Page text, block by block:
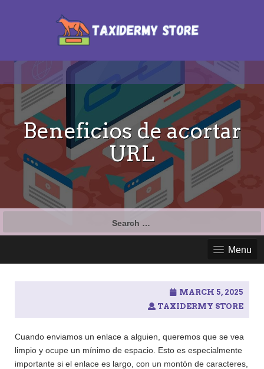
Beneficios de acortar
URL
Menu
MARCH 5, 2025
TAXIDERMY STORE
Cuando enviamos un enlace a alguien, queremos que se vea
limpio y ocupe un mínimo de espacio. Esto es especialmente
importante si el enlace es largo, con un montón de caracteres,